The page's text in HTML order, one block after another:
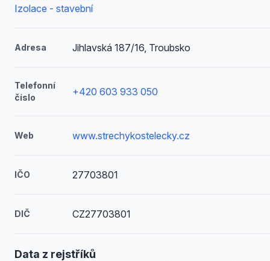
Izolace - stavební
Adresa Jihlavská 187/16, Troubsko
Telefonní
číslo
+420 603 933 050
Web www.strechykostelecky.cz
IČO 27703801
DIČ CZ27703801
Data z rejstříků